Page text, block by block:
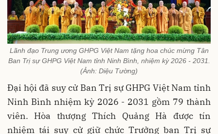
Lãnh đạo Trung ương GHPG Việt Nam tặng hoa chúc mừng Tân
Ban Trị sự GHPG Việt Nam tỉnh Ninh Bình, nhiệm kỳ 2026 - 2031.
(Ảnh: Diệu Tường)
Đại hội đã suy cử Ban Trị sự GHPG Việt Nam tỉnh
Ninh Bình nhiệm kỳ 2026 - 2031 gồm 79 thành
viên. Hòa thượng Thích Quảng Hà được tín
nhiệm tái suy cử giữ chức Trưởng ban Trị sự